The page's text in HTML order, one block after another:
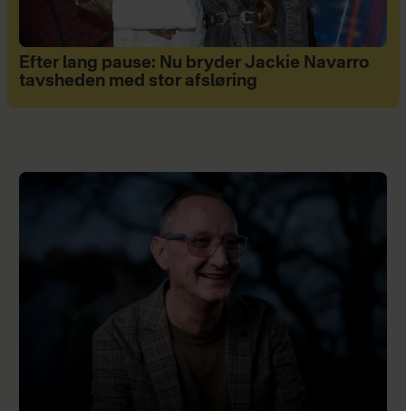
Efter lang pause: Nu bryder Jackie Navarro
tavsheden med stor afsløring